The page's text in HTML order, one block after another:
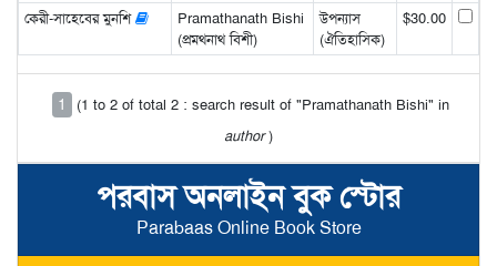
পরবাস অনলাইন বুক স্টোর
Parabaas Online Book Store
কেরী-সাহেবের মুনশি
Pramathanath Bishi
(প্রমথনাথ বিশী)
উপন্যাস
(ঐতিহাসিক)
$30.00
1
(1 to 2 of total 2 : search result of "Pramathanath Bishi" in
author)